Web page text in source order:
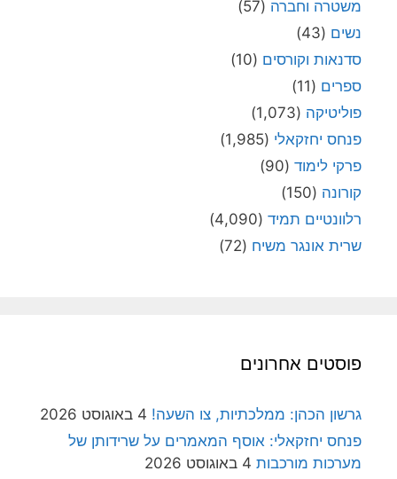
משטרה וחברה (57)
נשים (43)
סדנאות וקורסים (10)
ספרים (11)
פוליטיקה (1,073)
פנחס יחזקאלי (1,985)
פרקי לימוד (90)
קורונה (150)
רלוונטיים תמיד (4,090)
שרית אונגר משיח (72)
פוסטים אחרונים
גרשון הכהן: ממלכתיות, צו השעה! 4 באוגוסט 2026
פנחס יחזקאלי: אוסף המאמרים על שרידותן של
מערכות מורכבות 4 באוגוסט 2026